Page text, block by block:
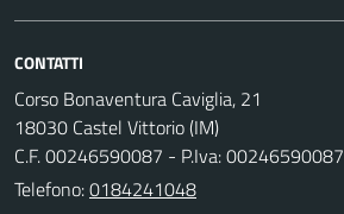
CONTATTI
Corso Bonaventura Caviglia, 21
18030 Castel Vittorio (IM)
C.F. 00246590087 - P.Iva: 00246590087
Telefono:0184241048